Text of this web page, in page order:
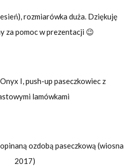
rozmiarówka duża. Dziękuję
za pomoc w prezentacji 😉
I, push-up paseczkowiec z
lamówkami
ozdobą paseczkową (wiosna
2017)